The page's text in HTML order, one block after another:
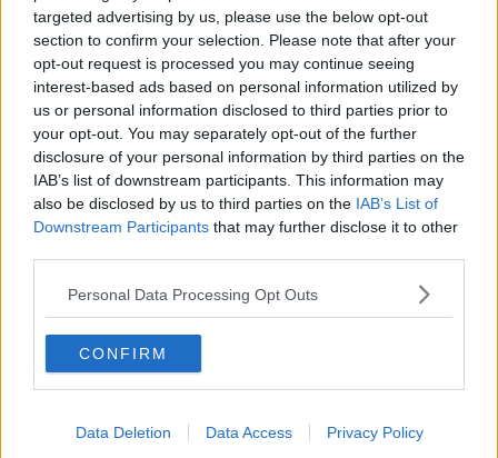
targeted advertising by us, please use the below opt-out
section to confirm your selection. Please note that after your
opt-out request is processed you may continue seeing
interest-based ads based on personal information utilized by
us or personal information disclosed to third parties prior to
your opt-out. You may separately opt-out of the further
disclosure of your personal information by third parties on the
IAB’s list of downstream participants. This information may
also be disclosed by us to third parties on the IAB’s List of
Downstream Participants that may further disclose it to other
Personal Data Processing Opt Outs
CONFIRM
Data Deletion Data Access Privacy Policy
preoccupata di chi fossero quelli che a Crotone in Calabria le
cercavano i voti ... come anche in altre parti d'Italia.
L'antimafia l'avrebbe dovuta cominciare a praticare liberandosi dai
suoi sostenitori ... che si opponevano alla assegnazione deiterreni
confiscati alle cooperative. Il mondo è davvero strano, ti riserva
sempre delle sorprese ...
I bacini di voti discutibili e impresentabili diventano buoni solo se
sono tuoi ...Ho conosciuto personalmente in Calabriaconsiglieri
di area Bindi che si opponevano al progetto di
assegnazione dei terreni confiscati, contro il Sindaco che
“teoricamente” avrebbero dovuto sostenere.
Mi fa particolare amarezza che venga dalla
associazione che ancora oggi rappresenta con grande dignità e
troppo tempo e, frequentando il potere, ne ha smarrito lo spirito.